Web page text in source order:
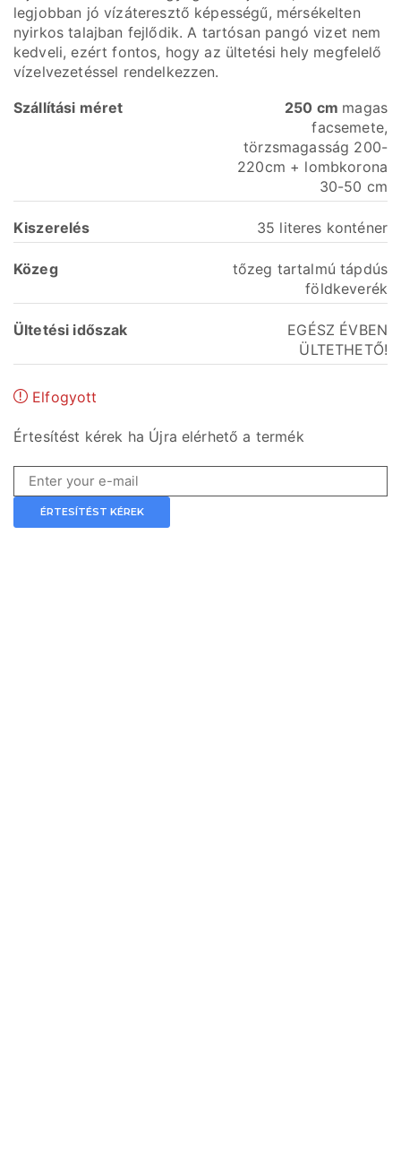
legjobban jó vízáteresztő képességű, mérsékelten
nyirkos talajban fejlődik. A tartósan pangó vizet nem
kedveli, ezért fontos, hogy az ültetési hely megfelelő
vízelvezetéssel rendelkezzen.
Szállítási méret 250 cm magas
facsemete,
törzsmagasság 200-
220cm + lombkorona
30-50 cm
Kiszerelés 35 literes konténer
Közeg
tőzeg tartalmú tápdús
földkeverék
Ültetési időszak
EGÉSZ ÉVBEN
ÜLTETHETŐ!
Elfogyott
Értesítést kérek ha Újra elérhető a termék
ÉRTESÍTÉST KÉREK